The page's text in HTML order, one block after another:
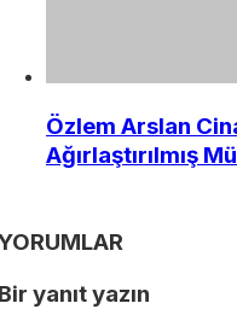
Özlem Arslan
Ağırlaştırılmış
yanıt yazın